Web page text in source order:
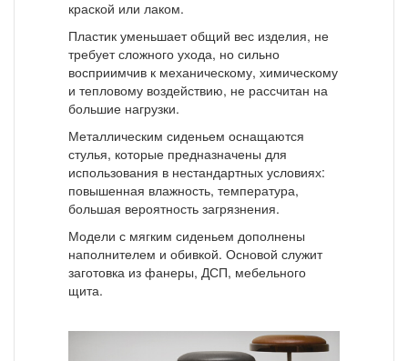
краской или лаком.
Пластик уменьшает общий вес изделия, не
требует сложного ухода, но сильно
восприимчив к механическому, химическому
и тепловому воздействию, не рассчитан на
большие нагрузки.
Металлическим сиденьем оснащаются
стулья, которые предназначены для
использования в нестандартных условиях:
повышенная влажность, температура,
большая вероятность загрязнения.
Модели с мягким сиденьем дополнены
наполнителем и обивкой. Основой служит
заготовка из фанеры, ДСП, мебельного
щита.